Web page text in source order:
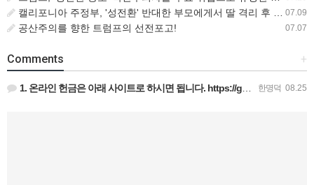
07.09
캘리포니아 주정부, '성전환' 반대한 부모에게서 딸 격리 후 입양 절차 밟아
07.07
공산주의를 향한 트럼프의 선전포고!
+
Comments
한명덕 08.25
1. 온라인 헌금은 아래 사이트로 하시면 됩니다. https://gofund.me/009a4120 도네이션 …